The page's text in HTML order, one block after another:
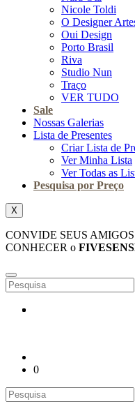
Nicole Toldi
O Designer
Oui Design
Porto Brasil
Riva
Studio Nun
Traço
VER TUDO
Sale
Nossas Galerias
Lista de Presentes
Criar Lista de
Ver Minha Lista
Ver Todas as
Pesquisa por Preço
X
CONVIDE SEUS AMIGOS
CONHECER o
0